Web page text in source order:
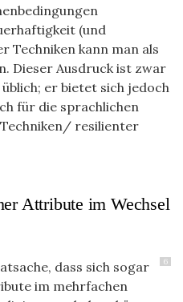
(und
Techniken kann man als
Dieser Ausdruck ist zwar
er bietet sich jedoch
für die sprachlichen
resilienter
Attribute im Wechsel
6
dass sich sogar
im mehrfachen